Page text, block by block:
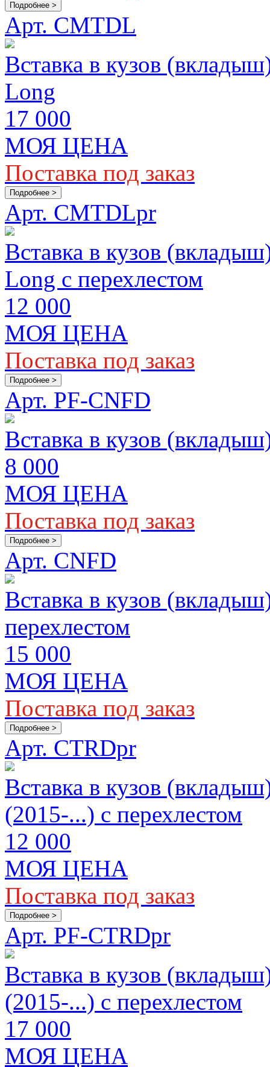
Подробнее >
Арт. CMTDL
Вставка в кузов
Long
17 000
МОЯ ЦЕНА
Поставка под заказ
Подробнее >
Арт. CMTDLpr
Вставка в кузов
Long с перехлестом
12 000
МОЯ ЦЕНА
Поставка под заказ
Подробнее >
Арт. PF-CNFD
Вставка в кузов
8 000
МОЯ ЦЕНА
Поставка под заказ
Подробнее >
Арт. CNFD
Вставка в кузов
перехлестом
15 000
МОЯ ЦЕНА
Поставка под заказ
Подробнее >
Арт. CTRDpr
Вставка в кузов
(2015-...) с перехлестом
12 000
МОЯ ЦЕНА
Поставка под заказ
Подробнее >
Арт. PF-CTRDpr
Вставка в кузов
(2015-...) с перехлестом
17 000
МОЯ ЦЕНА